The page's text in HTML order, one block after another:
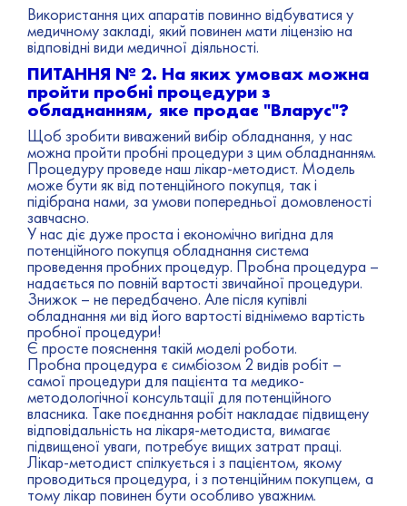
Використання цих апаратів повинно відбуватися у
медичному закладі, який повинен мати ліцензію на
відповідні види медичної діяльності.
ПИТАННЯ № 2. На яких умовах можна
пройти пробні процедури з
обладнанням, яке продає "Вларус"?
Щоб зробити виважений вибір обладнання, у нас
можна пройти пробні процедури з цим обладнанням.
Процедуру проведе наш лікар-методист. Модель
може бути як від потенційного покупця, так і
підібрана нами, за умови попередньої домовленості
завчасно.
У нас діє дуже проста і економічно вигідна для
потенційного покупця обладнання система
проведення пробних процедур. Пробна процедура –
надається по повній вартості звичайної процедури.
Знижок – не передбачено. Але після купівлі
обладнання ми від його вартості віднімемо вартість
пробної процедури!
Є просте пояснення такій моделі роботи.
Пробна процедура є симбіозом 2 видів робіт –
самої процедури для пацієнта та медико-
методологічної консультації для потенційного
власника. Таке поєднання робіт накладає підвищену
відповідальність на лікаря-методиста, вимагає
підвищеної уваги, потребує вищих затрат праці.
Лікар-методист спілкується і з пацієнтом, якому
проводиться процедура, і з потенційним покупцем, а
тому лікар повинен бути особливо уважним.